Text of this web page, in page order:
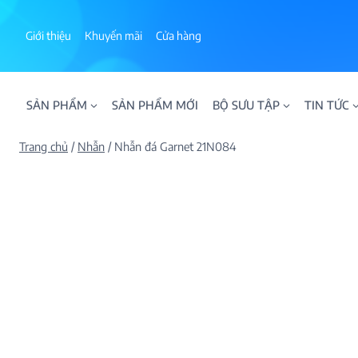
Giới thiệu Khuyến mãi Cửa hàng
SẢN PHẨM SẢN PHẨM MỚI BỘ SƯU TẬP TIN TỨC
Trang chủ / Nhẫn / Nhẫn đá Garnet 21N084